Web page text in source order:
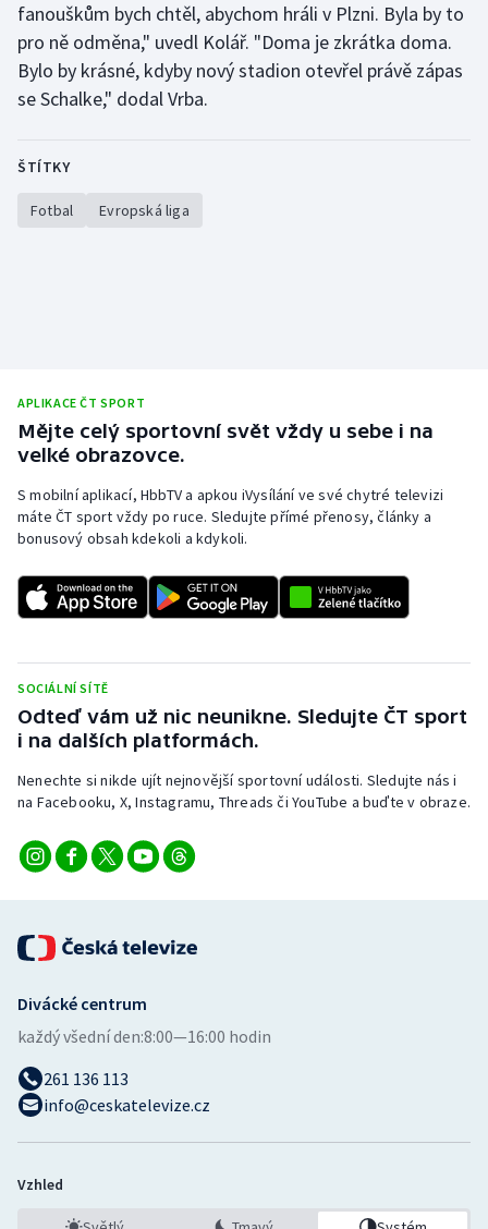
fanouškům bych chtěl, abychom hráli v Plzni. Byla by to
pro ně odměna," uvedl Kolář. "Doma je zkrátka doma.
Bylo by krásné, kdyby nový stadion otevřel právě zápas
se Schalke," dodal Vrba.
ŠTÍTKY
Fotbal Evropská liga
APLIKACE ČT SPORT
Mějte celý sportovní svět vždy u sebe i na
velké obrazovce.
S mobilní aplikací, HbbTV a apkou iVysílání ve své chytré televizi
máte ČT sport vždy po ruce. Sledujte přímé přenosy, články a
bonusový obsah kdekoli a kdykoli.
SOCIÁLNÍ SÍTĚ
Odteď vám už nic neunikne. Sledujte ČT sport
i na dalších platformách.
Nenechte si nikde ujít nejnovější sportovní události. Sledujte nás i
na Facebooku, X, Instagramu, Threads či YouTube a buďte v obraze.
Divácké centrum
každý všední den:8:00—16:00 hodin
261 136 113
info@ceskatelevize.cz
Vzhled